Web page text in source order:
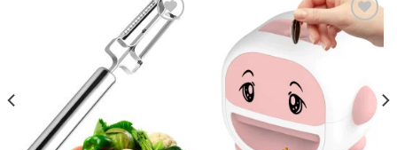
liste
d'envie